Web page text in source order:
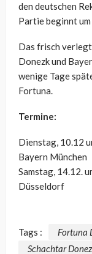
den deutschen
Partie beginnt um
Das frisch
Donezk und
wenige Tage
Fortuna.
Termine:
Dienstag, 10.12
Bayern München
Samstag, 14.12.
Düsseldorf
Tags : Fortuna
Schachtar